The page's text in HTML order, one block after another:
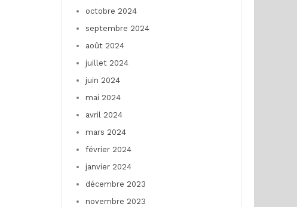
octobre 2024
septembre 2024
août 2024
juillet 2024
juin 2024
mai 2024
avril 2024
mars 2024
février 2024
janvier 2024
décembre 2023
novembre 2023